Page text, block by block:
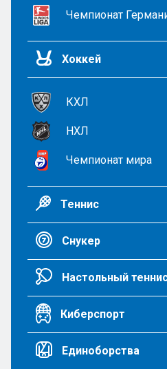
Чемпионат
Хоккей
КХЛ
НХЛ
Чемпионат мира
Теннис
Снукер
Настольный
Киберспорт
Единоборства